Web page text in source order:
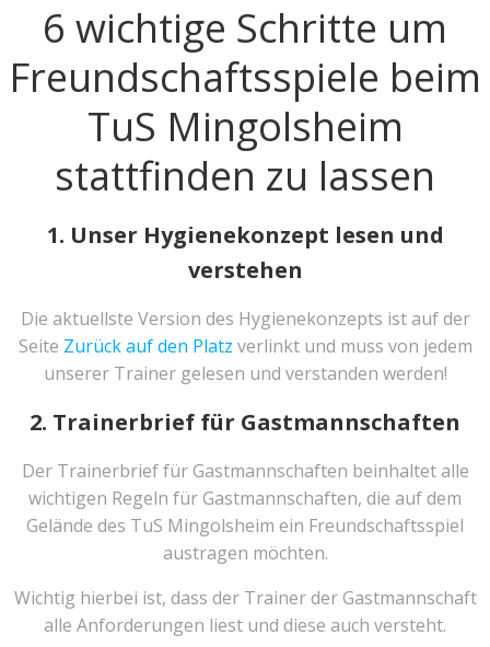
6 wichtige Schritte um
Freundschaftsspiele beim
TuS Mingolsheim
stattfinden zu lassen
1. Unser Hygienekonzept lesen und
verstehen
Die aktuellste Version des Hygienekonzepts ist auf der
Seite Zurück auf den Platz verlinkt und muss von jedem
unserer Trainer gelesen und verstanden werden!
2. Trainerbrief für Gastmannschaften
Der Trainerbrief für Gastmannschaften beinhaltet alle
wichtigen Regeln für Gastmannschaften, die auf dem
Gelände des TuS Mingolsheim ein Freundschaftsspiel
austragen möchten.
Wichtig hierbei ist, dass der Trainer der Gastmannschaft
alle Anforderungen liest und diese auch versteht.